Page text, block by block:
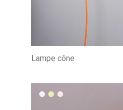
Lampe cône